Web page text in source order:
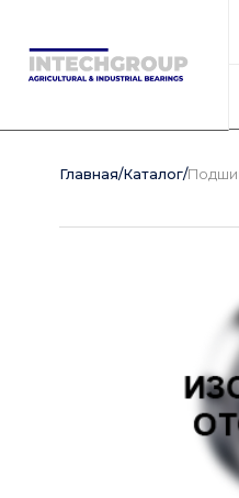
Главная/Каталог/